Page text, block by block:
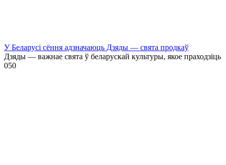
У Беларусі сёння адзначаюць Дзяды — свята продкаў
Дзяды — важнае свята ў беларускай культуры, якое праходзіць
050